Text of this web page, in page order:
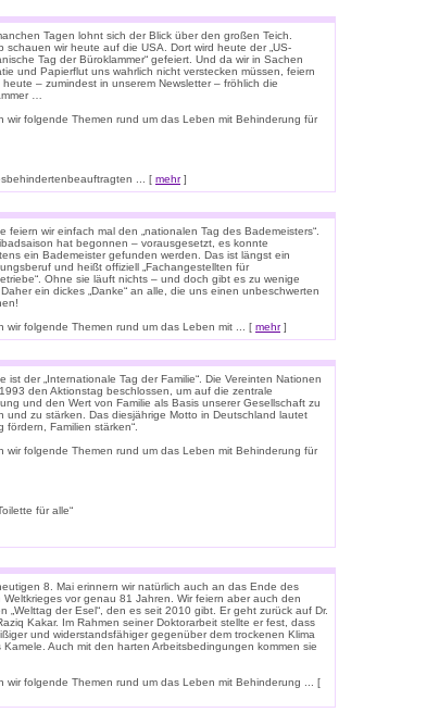
Tagen lohnt sich der Blick über den großen Teich.
schauen wir heute auf die USA. Dort wird heute der „US-
Tag der Büroklammer“ gefeiert. Und da wir in Sachen
und Papierflut uns wahrlich nicht verstecken müssen, feiern
heute – zumindest in unserem Newsletter – fröhlich die
…
folgende Themen rund um das Leben mit Behinderung für
... [ mehr]
feiern wir einfach mal den „nationalen Tag des Bademeisters“.
hat begonnen – vorausgesetzt, es konnte
ein Bademeister gefunden werden. Das ist längst ein
und heißt offiziell „Fachangestellten für
Ohne sie läuft nichts – und doch gibt es zu wenige
ein dickes „Danke“ an alle, die uns einen unbeschwerten
folgende Themen rund um das Leben mit ... [ mehr]
ist der „Internationale Tag der Familie“. Die Vereinten Nationen
den Aktionstag beschlossen, um auf die zentrale
und den Wert von Familie als Basis unserer Gesellschaft zu
und zu stärken. Das diesjährige Motto in Deutschland lautet
fördern, Familien stärken“.
folgende Themen rund um das Leben mit Behinderung für
für alle“
8. Mai erinnern wir natürlich auch an das Ende des
Weltkrieges vor genau 81 Jahren. Wir feiern aber auch den
„Welttag der Esel“, den es seit 2010 gibt. Er geht zurück auf Dr.
Kakar. Im Rahmen seiner Doktorarbeit stellte er fest, dass
und widerstandsfähiger gegenüber dem trockenen Klima
Kamele. Auch mit den harten Arbeitsbedingungen kommen sie
folgende Themen rund um das Leben mit Behinderung ... [